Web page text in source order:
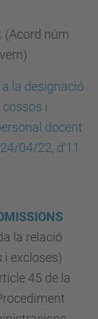
(Acord núm
la designació
i
docent
04/22, d'11
la relació
i excloses)
45 de la